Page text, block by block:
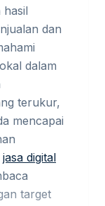
hasil
dan
dalam
terukur,
mencapai
jasa digital
target